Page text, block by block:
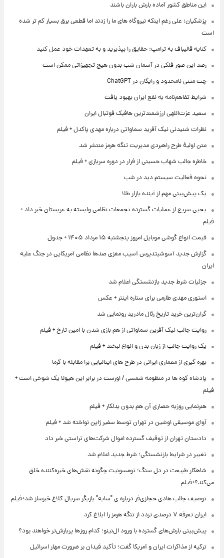
این مناطق کشور آماده بارش باران باشند
پزشکیان: علی رغم اینکه نیروگاه های ما را زدند اما قطعی برق بسیار کم تر شده
است
کنایه قالیباف به ترامپ: حقایق را بپذیرید و به تعهدات خود عمل کنید
رصد این صور فلکی در آسمان شب بدون هیچ تجهیزاتی ممکن است
چت متنی نامحدود و رایگان در ChatGPT
شرایط تفاهم‌نامه به نفع ایران بهبود یافت
سعید عزت‌اللهی ارزشمندترین هافبک فوتبال ایران
نظرات شنیدنی نیک آفرید سماواتی درباره مهدی پاکدل + فیلم
متن اولیۀ طرح راهبردی مدیریت تنگه هرمز منتشر شد
خاطره جالب شهاب حسینی از فرار در دوره سربازی + فیلم
نحوه فعالیت سیستم دید در شب
یک پیش‌بینی مهم از آینده بازار طلا
یحیی سریع از عملیات گسترده تجمعات نظامی وابسته به عربستان خبر داد +
فیلم
قیمت انواع گوشی موبایل امروز پنجشنبه ۱۵ مرداد ۱۴۰۵ + جدول
گزارش جدید آسوشیتدپرس آسیب مغزی صدها نظامی آمریکایی در جنگ علیه
ایران
جزئیات شرط جدید بازنشستگی اعلام شد
استوری مهدی طارمی برای ستاره اینتر + عکس
گران‌ترین خرید تاریخ رئال مادرید رونمایی شد
روایت جالب نیک آفرین سماواتی از هم بازی شدن با امین تارخ + فیلم
یک روایت جالب از زبان بدن و انواع لبخند + فیلم
بهره گیری از معماری ایرانی در طرح های ایتالیایی برا مقابله با گرما
پادشاه کوه ها در منظومه شمسی / اورست در برابر این هیولا یک شوخی است +
فیلم
هنرنمایی روزبه حصاری آن هم بدون بدلکار + فیلم
آوای موسیقی اوشین در تهران توسط سفیر ژاپن نواخته شد + فیلم
دادستان تهران از توقیف گسترده اموال شرکت‌های تراستی خبر داد
تغییر در شرایط بازنشستگی؛ شرط جدید اعلام شد
شاهکار طبیعت در دل سنگ؛ تومسونیت چگونه نقش‌های خیره‌کننده خلق
می‌کند؟+فیلم
توصیف جالب هادی حجازی‌فر درباره ی "سایه" بازیگر سریال کلاغ خبرساز شد+فیلم
ایران تعرفه ۷ درصدی تردد از تنگه هرمز را ابلاغ کرد
پیش‌بینی بارش‌های گسترده با ورود ال‌نینو؛ کدام روزها پربارش‌تر خواهند بود؟
ترکیه از مذاکرات ایران و آمریکا گفت؛ تأکید فیدان بر ضرورت مهار اسرائیل